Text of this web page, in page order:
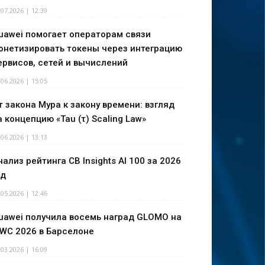
| 12:39
помогает операторам связи
токены через интеграцию
сетей и вычислений
| 15:05
закона Мура к закону времени: взгляд
концепцию «Tau (τ) Scaling Law»
| 13:13
рейтинга CB Insights AI 100 за 2026
| 12:46
получила восемь наград GLOMO на
2026 в Барселоне
| 16:09